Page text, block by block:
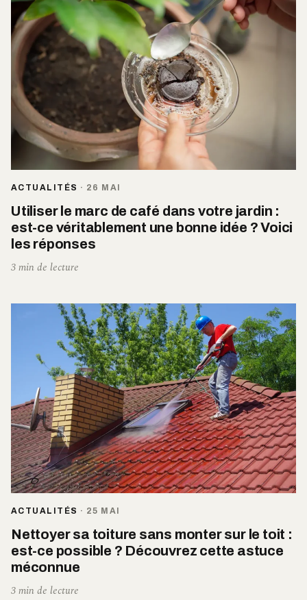
ACTUALITÉS · 26 MAI
Utiliser le marc de café dans votre jardin :
est-ce véritablement une bonne idée ? Voici
les réponses
3 min de lecture
ACTUALITÉS · 25 MAI
Nettoyer sa toiture sans monter sur le toit :
est-ce possible ? Découvrez cette astuce
méconnue
3 min de lecture